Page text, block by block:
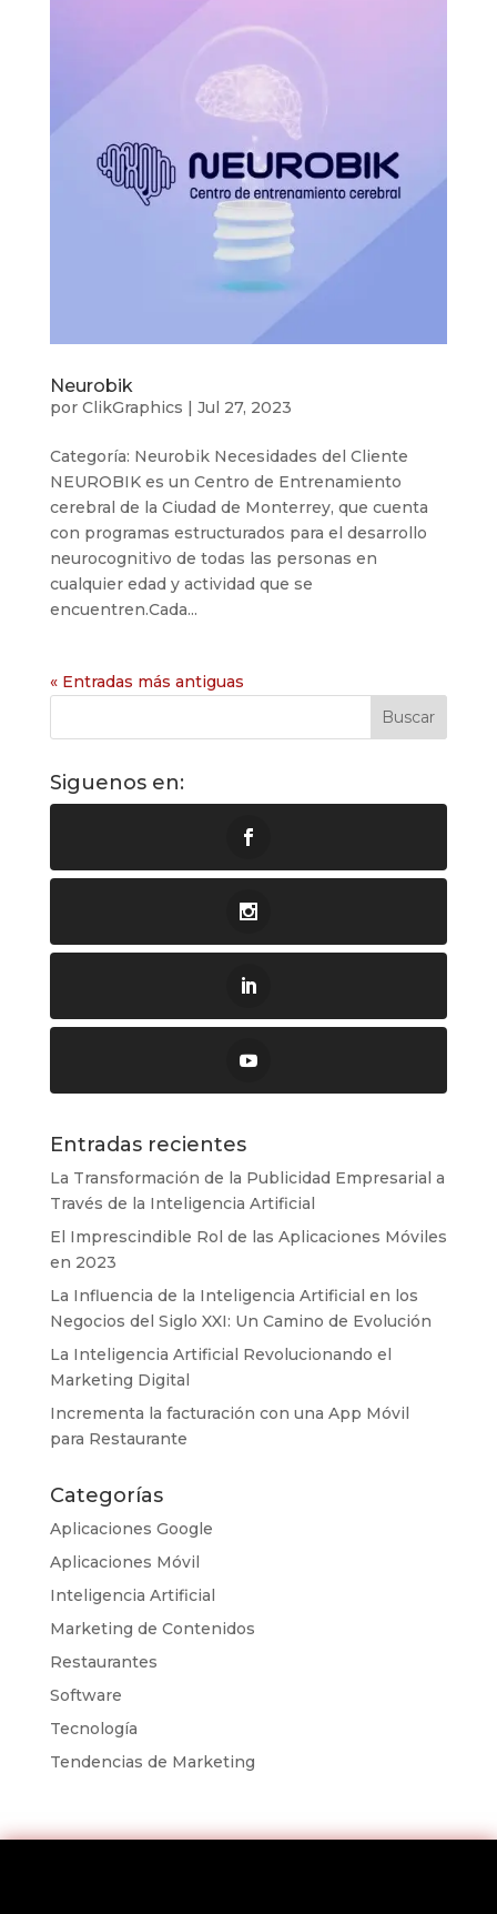
Neurobik
por ClikGraphics | Jul 27, 2023
Categoría: Neurobik Necesidades del Cliente
NEUROBIK es un Centro de Entrenamiento
cerebral de la Ciudad de Monterrey, que cuenta
con programas estructurados para el desarrollo
neurocognitivo de todas las personas en
cualquier edad y actividad que se
encuentren.Cada...
« Entradas más antiguas
Siguenos en:
Entradas recientes
La Transformación de la Publicidad Empresarial a
Través de la Inteligencia Artificial
El Imprescindible Rol de las Aplicaciones Móviles
en 2023
La Influencia de la Inteligencia Artificial en los
Negocios del Siglo XXI: Un Camino de Evolución
La Inteligencia Artificial Revolucionando el
Marketing Digital
Incrementa la facturación con una App Móvil
para Restaurante
Categorías
Aplicaciones Google
Aplicaciones Móvil
Inteligencia Artificial
Marketing de Contenidos
Restaurantes
Software
Tecnología
Tendencias de Marketing